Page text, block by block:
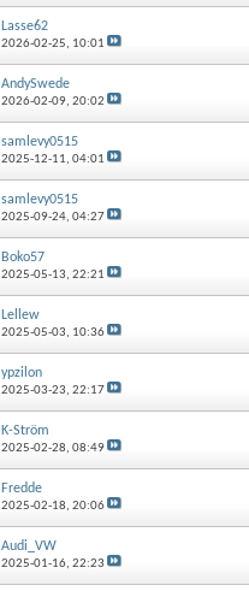
Lasse62
2026-02-25, 10:01
AndySwede
2026-02-09, 20:02
samlevy0515
2025-12-11, 04:01
samlevy0515
2025-09-24, 04:27
Boko57
2025-05-13, 22:21
Lellew
2025-05-03, 10:36
ypzilon
2025-03-23, 22:17
K-Ström
2025-02-28, 08:49
Fredde
2025-02-18, 20:06
Audi_VW
2025-01-16, 22:23